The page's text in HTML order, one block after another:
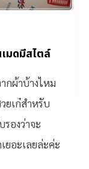
มดมีสไตล์
กผ้าบ้างไหม
ยเก๋สำหรับ
องว่าจะ
อะเลยล่ะค่ะ